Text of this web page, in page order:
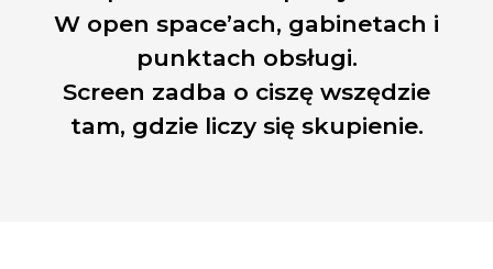
W open space’ach, gabinetach i
punktach obsługi.
Screen zadba o ciszę wszędzie
tam, gdzie liczy się skupienie.